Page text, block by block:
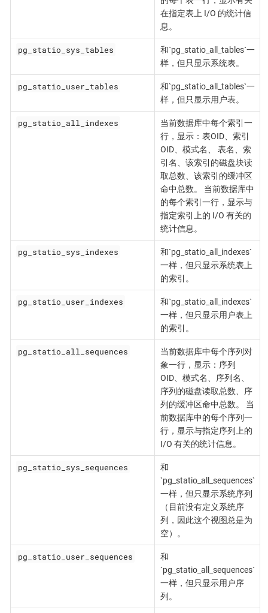
在指定表上 I/O 的统计信
息。
pg_statio_sys_tables
和`pg_statio_all_tables`一
样，但只显示系统表。
pg_statio_user_tables
和`pg_statio_all_tables`一
样，但只显示用户表。
pg_statio_all_indexes
当前数据库中每个索引一
行，显示：表OID、索引
OID、模式名、 表名、索
引名、该索引的磁盘块读
取总数、该索引的缓冲区
命中总数。 当前数据库中
的每个索引一行，显示与
指定索引上的 I/O 有关的
统计信息。
pg_statio_sys_indexes
和`pg_statio_all_indexes`
一样，但只显示系统表上
的索引。
pg_statio_user_indexes
和`pg_statio_all_indexes`
一样，但只显示用户表上
的索引。
pg_statio_all_sequences
当前数据库中每个序列对
象一行，显示：序列
OID、模式名、序列名、
序列的磁盘读取总数、序
列的缓冲区命中总数。 当
前数据库中的每个序列一
行，显示与指定序列上的
I/O 有关的统计信息。
pg_statio_sys_sequences
和
`pg_statio_all_sequences`
一样，但只显示系统序列
（目前没有定义系统序
列，因此这个视图总是为
空）。
pg_statio_user_sequences
和
`pg_statio_all_sequences`
一样，但只显示用户序
列。